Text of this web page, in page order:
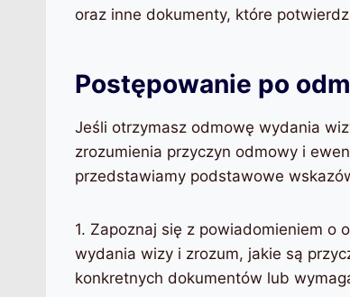
oraz inne dokumenty, które
Postępowanie po
Jeśli otrzymasz odmowę wydania
zrozumienia przyczyn odmowy i
przedstawiamy podstawowe
1. Zapoznaj się z powiadomieniem o
wydania wizy i zrozum, jakie są
konkretnych dokumentów lub